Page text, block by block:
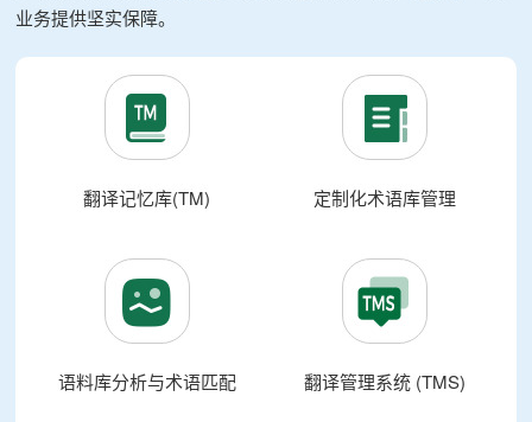
业务提供坚实保障。
翻译记忆库(TM) 定制化术语库管理
语料库分析与术语匹配 翻译管理系统 (TMS)